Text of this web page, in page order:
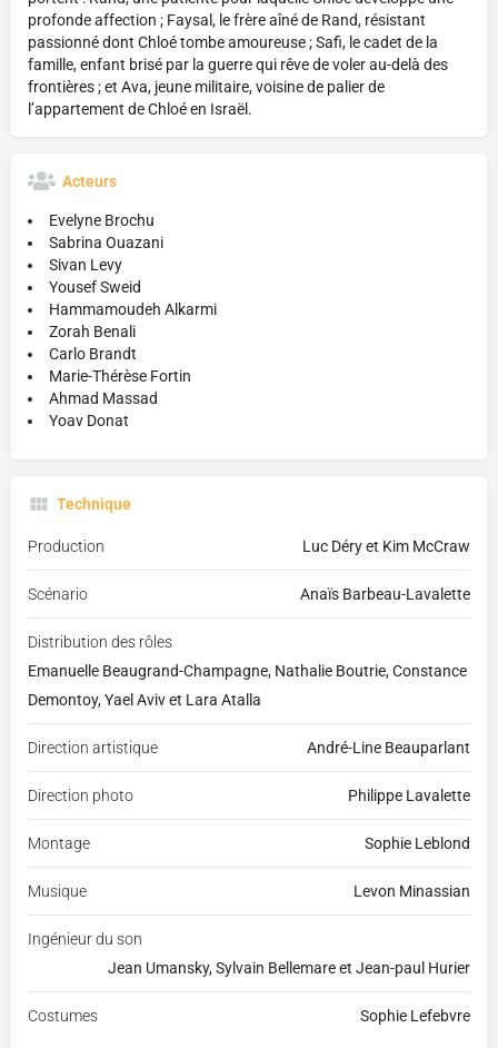
profonde affection ; Faysal, le frère aîné de Rand, résistant
passionné dont Chloé tombe amoureuse ; Safi, le cadet de la
famille, enfant brisé par la guerre qui rêve de voler au-delà des
frontières ; et Ava, jeune militaire, voisine de palier de
l’appartement de Chloé en Israël.
Acteurs
Evelyne Brochu
Sabrina Ouazani
Sivan Levy
Yousef Sweid
Hammamoudeh Alkarmi
Zorah Benali
Carlo Brandt
Marie-Thérèse Fortin
Ahmad Massad
Yoav Donat
Technique
Production Luc Déry et Kim McCraw
Scénario Anaïs Barbeau-Lavalette
Distribution des rôles
Emanuelle Beaugrand-Champagne, Nathalie Boutrie, Constance
Demontoy, Yael Aviv et Lara Atalla
Direction artistique André-Line Beauparlant
Direction photo Philippe Lavalette
Montage Sophie Leblond
Musique Levon Minassian
Ingénieur du son
Jean Umansky, Sylvain Bellemare et Jean-paul Hurier
Costumes Sophie Lefebvre